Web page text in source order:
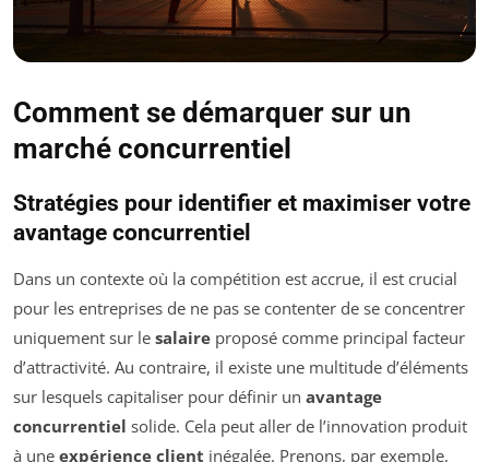
Comment se démarquer sur un
marché concurrentiel
Stratégies pour identifier et maximiser votre
avantage concurrentiel
Dans un contexte où la compétition est accrue, il est crucial
pour les entreprises de ne pas se contenter de se concentrer
uniquement sur le salaire proposé comme principal facteur
d’attractivité. Au contraire, il existe une multitude d’éléments
sur lesquels capitaliser pour définir un avantage
concurrentiel solide. Cela peut aller de l’innovation produit
à une expérience client inégalée. Prenons, par exemple,